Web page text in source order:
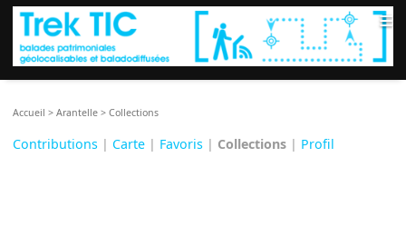
≡
Accueil >Arantelle >Collections
Contributions | Carte | Favoris | Collections | Profil